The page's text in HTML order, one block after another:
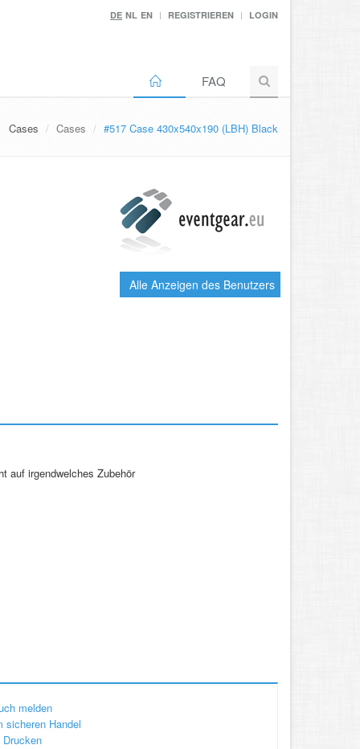
DE NL EN REGISTRIEREN LOGIN
FAQ
Cases Cases #517 Case 430x540x190 (LBH) Black
Alle Anzeigen des Benutzers
auf irgendwelches Zubehör
melden
Handel